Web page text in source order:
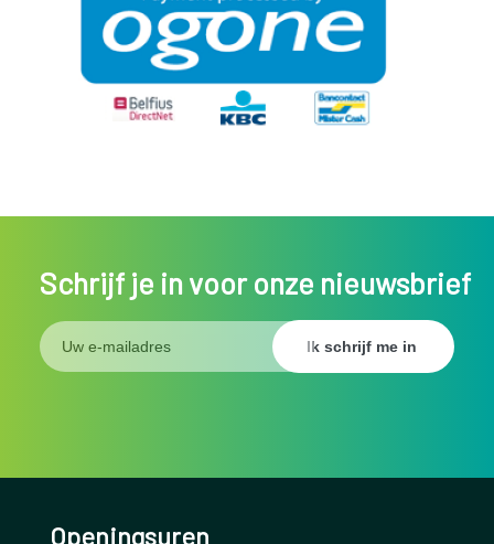
Schrijf je in voor onze nieuwsbrief
Openingsuren